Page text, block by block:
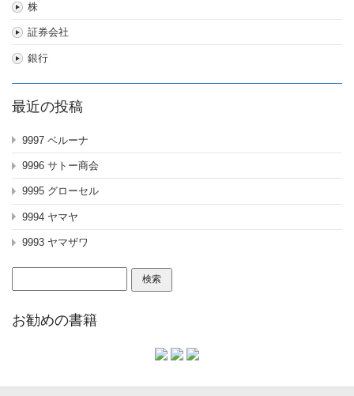
株
証券会社
銀行
最近の投稿
9997 ベルーナ
9996 サトー商会
9995 グローセル
9994 ヤマヤ
9993 ヤマザワ
索:
お勧めの書籍